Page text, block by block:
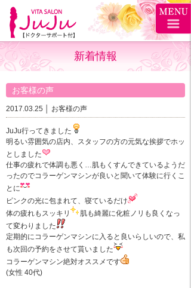
新着情報
お客様の声
2017.03.25 │ お客様の声
JuJu行ってきました
明るい雰囲気の店内、スタッフの方の元気な挨拶でホッ
としました
仕事の疲れで体調も悪く…肌もくすんできているようだ
ったのでコラーゲンマシンが良いと聞いて体験に行くこ
とに
ピンクの光に包まれて、寝ているだけ
体の疲れもスッキリ
肌も綺麗に化粧ノリも良くなっ
て変わりました
定期的にコラーゲンマシンに入ると良いらしいので、私
も次回の予約をさせて貰いました
コラーゲンマシン絶対オススメです
(女性 40代)